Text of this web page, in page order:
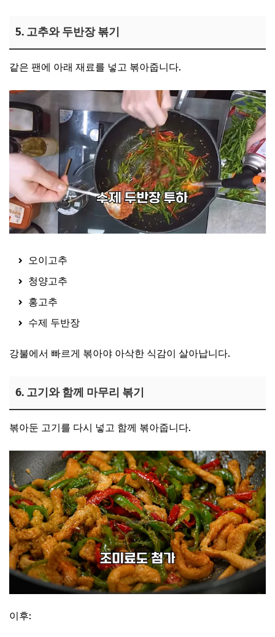
5. 고추와 두반장 볶기
같은 팬에 아래 재료를 넣고 볶아줍니다.
오이고추
청양고추
홍고추
수제 두반장
강불에서 빠르게 볶아야 아삭한 식감이 살아납니다.
6. 고기와 함께 마무리 볶기
볶아둔 고기를 다시 넣고 함께 볶아줍니다.
이후: